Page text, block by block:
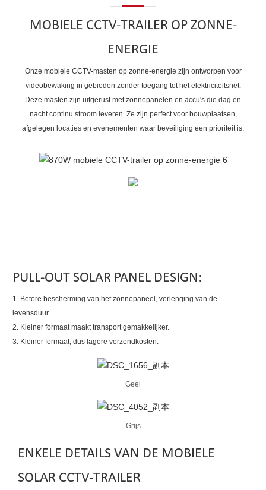
MOBIELE CCTV-TRAILER OP ZONNE-
ENERGIE
Onze mobiele CCTV-masten op zonne-energie zijn ontworpen voor
videobewaking in gebieden zonder toegang tot het elektriciteitsnet.
Deze masten zijn uitgerust met zonnepanelen en accu's die dag en
nacht continu stroom leveren. Ze zijn perfect voor bouwplaatsen,
afgelegen locaties en evenementen waar beveiliging een prioriteit is.
PULL-OUT SOLAR PANEL DESIGN:
1. Betere bescherming van het zonnepaneel, verlenging van de
levensduur.
2. Kleiner formaat maakt transport gemakkelijker.
3. Kleiner formaat, dus lagere verzendkosten.
Geel
Grijs
ENKELE DETAILS VAN DE MOBIELE
SOLAR CCTV-TRAILER